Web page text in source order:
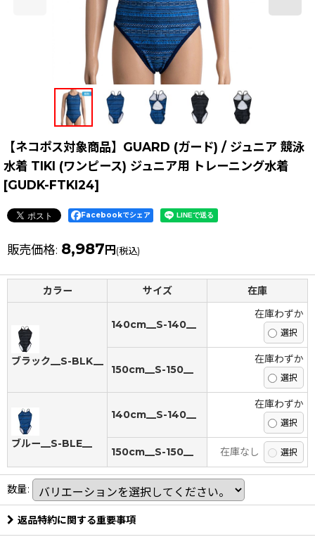
【ネコポス対象商品】GUARD (ガード) / ジュニア 競泳
水着 TIKI (ワンピース) ジュニア用 トレーニング水着
[GUDK-FTKI24]
Facebookでシェア
販売価格: 8,987 円 (税込)
カラー サイズ 在庫
ブラック__S-BLK__
140cm__S-140__
在庫わずか
150cm__S-150__
在庫わずか
ブルー__S-BLE__
140cm__S-140__
在庫わずか
150cm__S-150__ 在庫なし
数量:
返品特約に関する重要事項